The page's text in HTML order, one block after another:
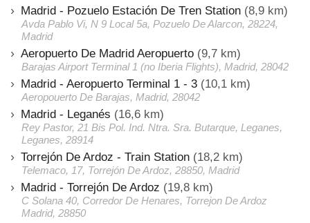
Madrid - Pozuelo Estación De Tren Station (8,9 km)
Avda Pablo Vi, N 9 Local 5a, Pozuelo De Alarcon, 28224,
Madrid
Aeropuerto De Madrid Aeropuerto (9,7 km)
Barajas Airport Terminal 1 (no Iberia Flights), Madrid, 28042
Madrid - Aeropuerto Terminal 1 - 3 (10,1 km)
Aeropouerto De Barajas, Madrid, 28042
Madrid - Leganés (16,6 km)
Rey Pastor, 21 Bis Pol. Ind. Ntra. Sra. Butarque, Leganes,
Leganes, 28914
Torrejón De Ardoz - Train Station (18,2 km)
Telemaco, 17, Torrejón De Ardoz, 28850, Madrid
Madrid - Torrejón De Ardoz (19,8 km)
C Solana 40, Corredor De Henares, Torrejon De Ardoz
Madrid, 28850